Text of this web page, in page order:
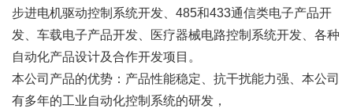
步进电机驱动控制系统开发、485和433通信类电子产品开
发、车载电子产品开发、医疗器械电路控制系统开发、各种
自动化产品设计及合作开发项目。
本公司产品的优势：产品性能稳定、抗干扰能力强、本公司
有多年的工业自动化控制系统的研发，